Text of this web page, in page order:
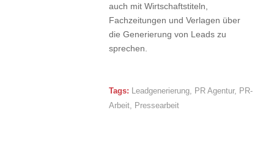
auch mit Wirtschaftstiteln,
Fachzeitungen und Verlagen über
die Generierung von Leads zu
sprechen.
Tags: Leadgenerierung, PR Agentur, PR-
Arbeit, Pressearbeit